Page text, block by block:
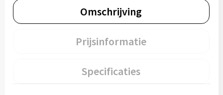
Omschrijving
Prijsinformatie
Specificaties